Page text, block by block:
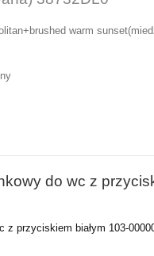
warm
do wc z
przyciskiem białym 103-